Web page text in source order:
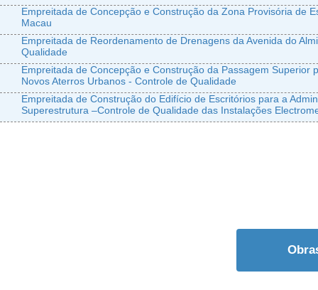
Empreitada de Concepção e Construção da Zona Provisória de
Macau
Empreitada de Reordenamento de Drenagens da Avenida do
Qualidade
Empreitada de Concepção e Construção da Passagem Superior
Novos Aterros Urbanos - Controle de Qualidade
Empreitada de Construção do Edifício de Escritórios para a
Superestrutura –Controle de Qualidade das Instalações